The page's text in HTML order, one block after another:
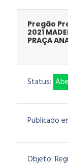
Pregão
2021
PRAÇA
Status:
Publicado
Objeto: